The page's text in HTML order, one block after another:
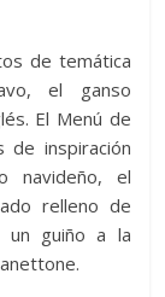
de temática
el ganso
El Menú de
de inspiración
navideño, el
relleno de
un guiño a la